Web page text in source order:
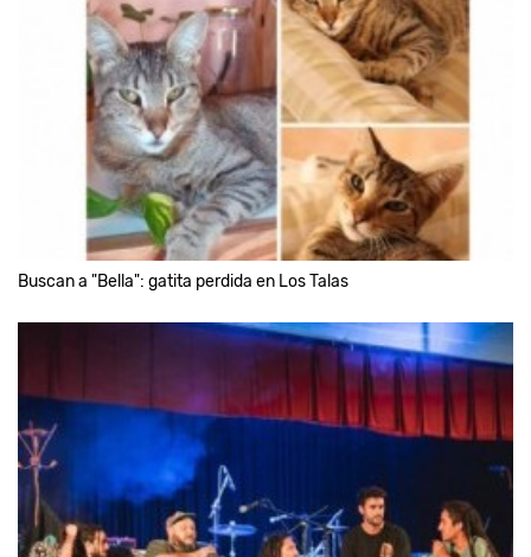
Buscan a "Bella": gatita perdida en Los Talas